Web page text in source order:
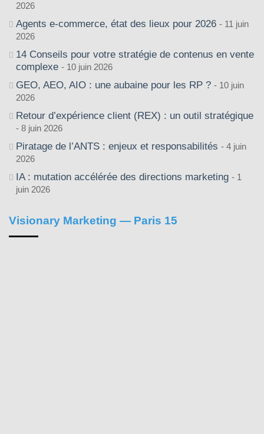
2026
Agents e-commerce, état des lieux pour 2026
11 juin
2026
14 Conseils pour votre stratégie de contenus en vente
complexe
10 juin 2026
GEO, AEO, AIO : une aubaine pour les RP ?
10 juin
2026
Retour d’expérience client (REX) : un outil stratégique
8 juin 2026
Piratage de l’ANTS : enjeux et responsabilités
4 juin
2026
IA : mutation accélérée des directions marketing
1
juin 2026
Visionary Marketing — Paris 15